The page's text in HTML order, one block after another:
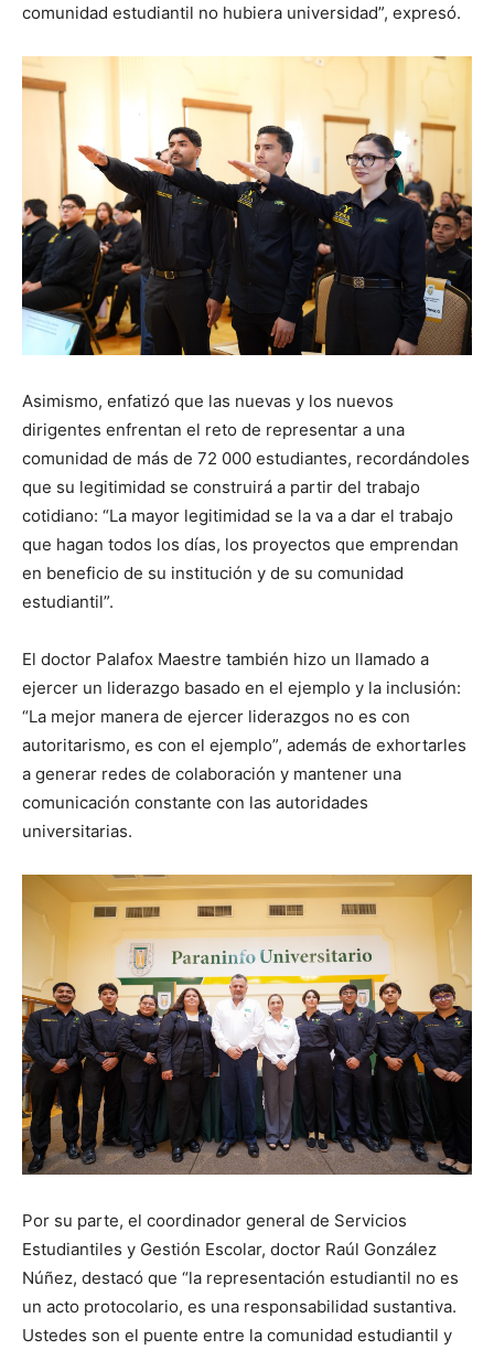
comunidad estudiantil no hubiera universidad”, expresó.
Asimismo, enfatizó que las nuevas y los nuevos
dirigentes enfrentan el reto de representar a una
comunidad de más de 72 000 estudiantes, recordándoles
que su legitimidad se construirá a partir del trabajo
cotidiano: “La mayor legitimidad se la va a dar el trabajo
que hagan todos los días, los proyectos que emprendan
en beneficio de su institución y de su comunidad
estudiantil”.
El doctor Palafox Maestre también hizo un llamado a
ejercer un liderazgo basado en el ejemplo y la inclusión:
“La mejor manera de ejercer liderazgos no es con
autoritarismo, es con el ejemplo”, además de exhortarles
a generar redes de colaboración y mantener una
comunicación constante con las autoridades
universitarias.
Por su parte, el coordinador general de Servicios
Estudiantiles y Gestión Escolar, doctor Raúl González
Núñez, destacó que “la representación estudiantil no es
un acto protocolario, es una responsabilidad sustantiva.
Ustedes son el puente entre la comunidad estudiantil y